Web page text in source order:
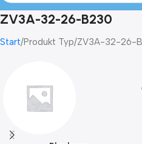
ZV3A-32-26-B230
Start Produkt Typ ZV3A-32-26-